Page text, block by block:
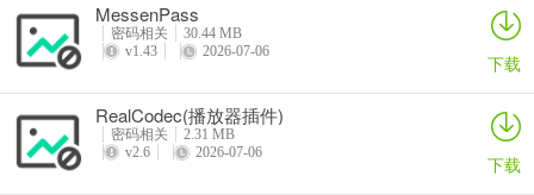
4、点击install进行安装。
MessenPass
密码相关
30.44 MB
v1.43
2026-07-06 下载
RealCodec(播放器插件)
密码相关
2.31 MB
v2.6
2026-07-06 下载